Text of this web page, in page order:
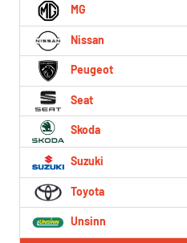
MG
Nissan
Peugeot
Seat
Skoda
Suzuki
Toyota
Unsinn